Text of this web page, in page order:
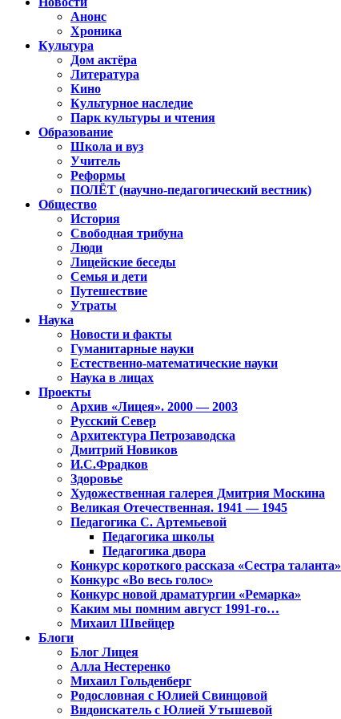
Анонс
Хроника
Культура
Дом актёра
Литература
Кино
Культурное наследие
Парк культуры и чтения
Образование
Школа и вуз
Учитель
Реформы
ПОЛЁТ (научно-педагогический вестник)
Общество
История
Свободная трибуна
Люди
Лицейские беседы
Семья и дети
Путешествие
Утраты
Наука
Новости и факты
Гуманитарные науки
Естественно-математические науки
Наука в лицах
Проекты
Архив «Лицея». 2000 — 2003
Русский Север
Архитектура Петрозаводска
Дмитрий Новиков
И.С.Фрадков
Здоровье
Художественная галерея Дмитрия Москина
Великая Отечественная. 1941 — 1945
Педагогика С. Артемьевой
Педагогика школы
Педагогика двора
Конкурс короткого рассказа «Сестра таланта»
Конкурс «Во весь голос»
Конкурс новой драматургии «Ремарка»
Каким мы помним август 1991-го…
Михаил Швейцер
Блоги
Блог Лицея
Алла Нестеренко
Михаил Гольденберг
Родословная с Юлией Свинцовой
Видоискатель с Юлией Утышевой